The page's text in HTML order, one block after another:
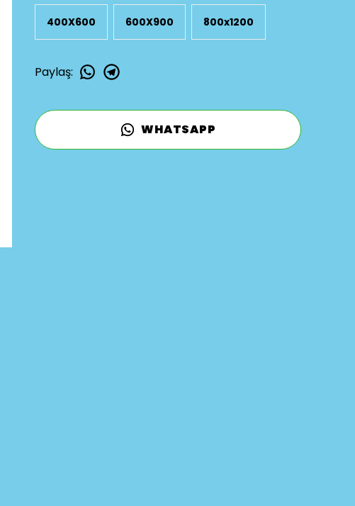
400X600 600X900 800x1200
Paylaş:
WHATSAPP